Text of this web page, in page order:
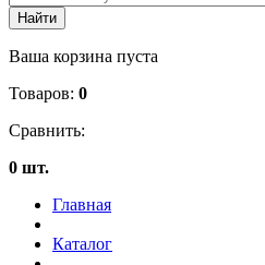
Ваша корзина пуста
Товаров: 0
Сравнить:
0 шт.
Главная
Каталог